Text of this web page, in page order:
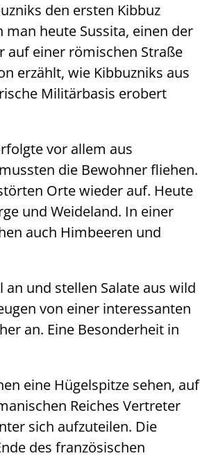
den ersten Kibbuz
man heute Sussita, einen der
auf einer römischen Straße
erzählt, wie Kibbuzniks aus
Militärbasis erobert
vor allem aus
die Bewohner fliehen.
Orte wieder auf. Heute
und Weideland. In einer
auch Himbeeren und
und stellen Salate aus wild
von einer interessanten
an. Eine Besonderheit in
eine Hügelspitze sehen, auf
Reiches Vertreter
sich aufzuteilen. Die
des französischen